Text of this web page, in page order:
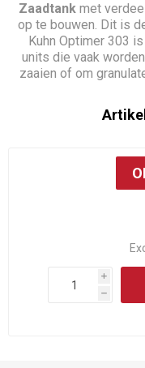
Zaadtank met
op te bouwen. Dit is
Kuhn Optimer 303
units die vaak
zaaien of om
i
h